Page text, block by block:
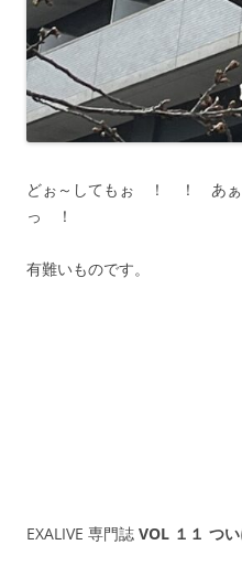
どぉ～してもぉ ！ ！ あ
っ ！
有難いものです。
EXALIVE 専門誌 VOL １１ つ